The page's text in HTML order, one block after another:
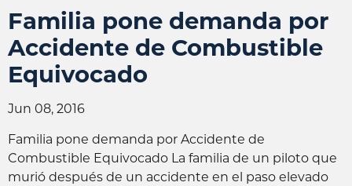
Familia pone demanda por
Accidente de Combustible
Equivocado
Jun 08, 2016
Familia pone demanda por Accidente de
Combustible Equivocado La familia de un piloto que
murió después de un accidente en el paso elevado